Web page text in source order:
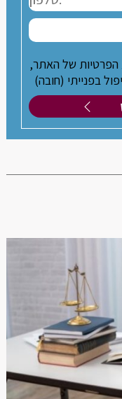
הפרטיות של האתר,
בפנייתי (חובה)